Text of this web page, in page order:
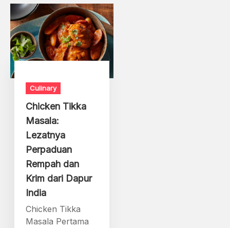
Culinary
Chicken Tikka
Masala:
Lezatnya
Perpaduan
Rempah dan
Krim dari Dapur
India
Chicken Tikka
Masala Pertama